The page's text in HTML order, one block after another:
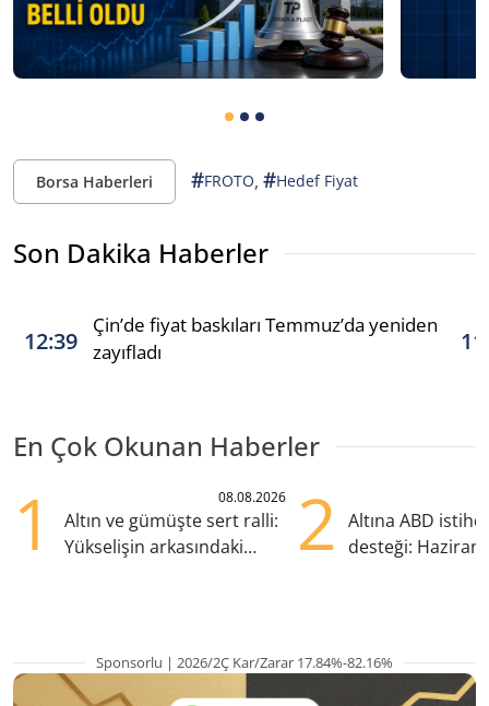
Borsa Haberleri #FROTO, #Hedef Fiyat
Son Dakika Haberler
12:39
Çin’de fiyat baskıları Temmuz’da yeniden
zayıfladı
En Çok Okunan Haberler
1 08.08.2026
Altın ve gümüşte sert ralli:
Yükselişin arkasındaki
2
Altına ABD
desteği:
Sponsorlu | 2026/2Ç Kar/Zarar 17.84%-82.16%